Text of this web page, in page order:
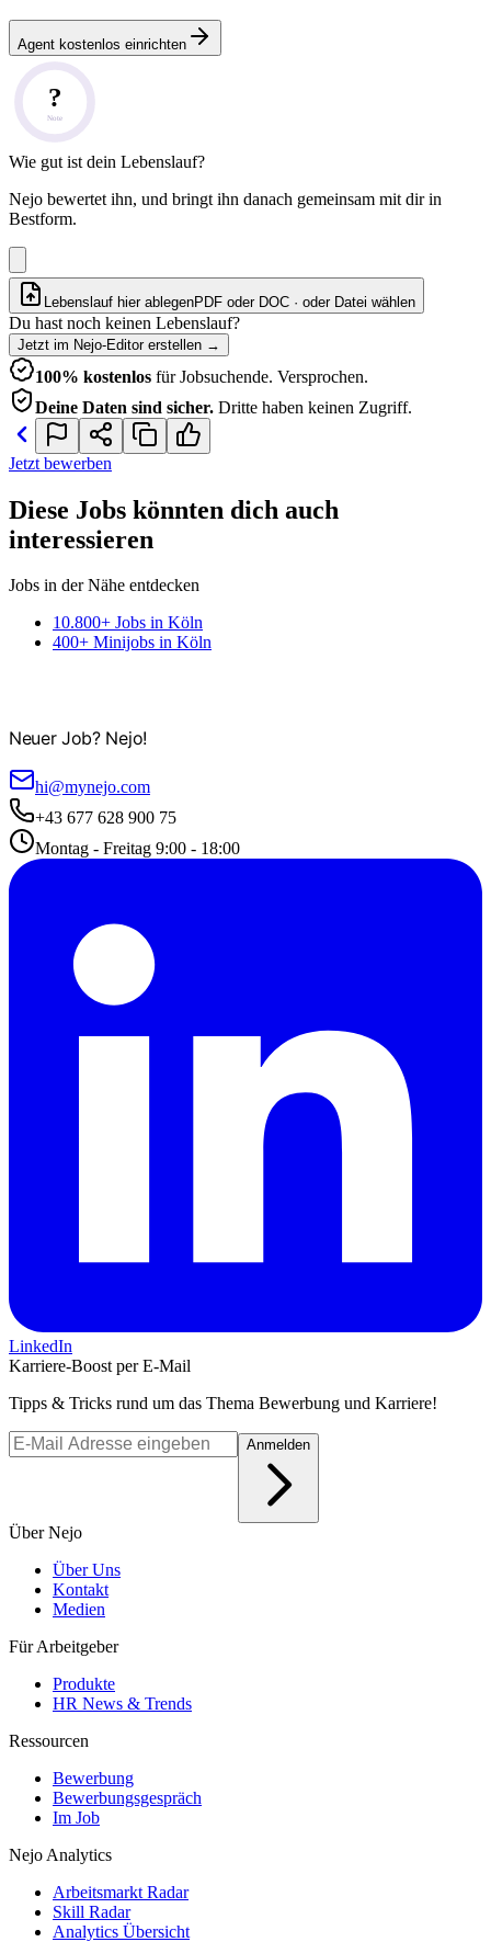
Agent kostenlos einrichten
?
Note
Wie gut ist dein Lebenslauf?
Nejo bewertet ihn, und bringt ihn danach gemeinsam mit dir in
Bestform.
Lebenslauf hier ablegenPDF oder DOC · oder Datei wählen
Du hast noch keinen Lebenslauf?
Jetzt im Nejo-Editor erstellen →
100% kostenlos für Jobsuchende. Versprochen.
Deine Daten sind sicher. Dritte haben keinen Zugriff.
Jetzt bewerben
Diese Jobs könnten dich auch
interessieren
Jobs in der Nähe entdecken
10.800+ Jobs in Köln
400+ Minijobs in Köln
Neuer Job? Nejo!
hi@mynejo.com
+43 677 628 900 75
Montag - Freitag 9:00 - 18:00
LinkedIn
Karriere-Boost per E-Mail
Tipps & Tricks rund um das Thema Bewerbung und Karriere!
Anmelden
Über Nejo
Über Uns
Kontakt
Medien
Für Arbeitgeber
Produkte
HR News & Trends
Ressourcen
Bewerbung
Bewerbungsgespräch
Im Job
Nejo Analytics
Arbeitsmarkt Radar
Skill Radar
Analytics Übersicht